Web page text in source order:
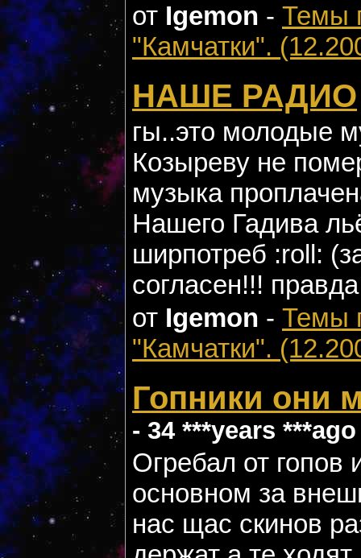
от Igemon - Темы
"Камчатки".
НАШЕ РАДИО
гы..это молодые
Козыреву не
музыка
Нашего Гадива
ширпотреб :roll:
согласен!!!
от Igemon - Темы
"Камчатки".
Гопники они
- 34 ***years ***ago
Огребал от гопов
основном за
нас щас скинов